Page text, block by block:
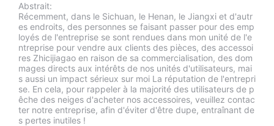
s mon unité de l'entreprise pour vendre aux clients des
pièces, des accessoires Zhicijiagao en raison de sa com
mercialisation, des dommages directs aux intérêts de n
os unités d'utilisateurs, mais aussi un impact sérieux sur
moi La réputation de l'entreprise. En cela, pour rappeler
à la majorité des utilisateurs de pêche des neiges d'ach
eter nos accessoires, veuillez contacter notre entrepris
e, afin d'éviter d'être dupe, entraînant des pertes inutile
s !
Abstrait:
Récemment, dans le Sichuan, le Henan, le Jiangxi et d'autr
es endroits, des personnes se faisant passer pour des emp
loyés de l'entreprise se sont rendues dans mon unité de l'e
ntreprise pour vendre aux clients des pièces, des accessoi
res Zhicijiagao en raison de sa commercialisation, des dom
mages directs aux intérêts de nos unités d'utilisateurs, mai
s aussi un impact sérieux sur moi La réputation de l'entrepri
se. En cela, pour rappeler à la majorité des utilisateurs de p
êche des neiges d'acheter nos accessoires, veuillez contac
ter notre entreprise, afin d'éviter d'être dupe, entraînant de
s pertes inutiles !